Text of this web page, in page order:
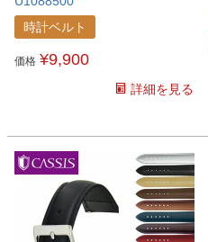
時計ベルト
価格 ¥9,900
詳細を見る